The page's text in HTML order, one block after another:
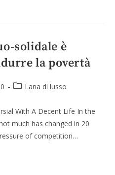
solidale è
la povertà
Lana di lusso
With A Decent Life In the
much has changed in 20
of competition…